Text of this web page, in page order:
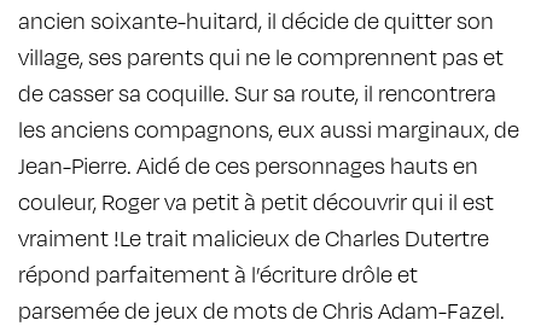
ancien soixante-huitard, il décide de quitter son
village, ses parents qui ne le comprennent pas et
de casser sa coquille. Sur sa route, il rencontrera
les anciens compagnons, eux aussi marginaux, de
Jean-Pierre. Aidé de ces personnages hauts en
couleur, Roger va petit à petit découvrir qui il est
vraiment !Le trait malicieux de Charles Dutertre
répond parfaitement à l’écriture drôle et
parsemée de jeux de mots de Chris Adam-Fazel.